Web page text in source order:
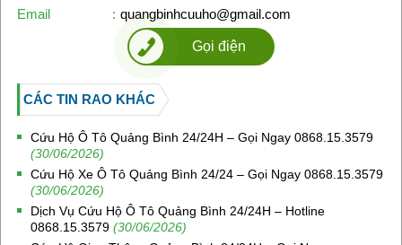
Email
: quangbinhcuuho@gmail.com
Gọi điện
CÁC TIN RAO KHÁC
Cứu Hộ Ô Tô Quảng Bình 24/24H – Gọi Ngay 0868.15.3579
(30/06/2026)
Cứu Hộ Xe Ô Tô Quảng Bình 24/24 – Gọi Ngay 0868.15.3579
(30/06/2026)
Dịch Vụ Cứu Hộ Ô Tô Quảng Bình 24/24H – Hotline
0868.15.3579 (30/06/2026)